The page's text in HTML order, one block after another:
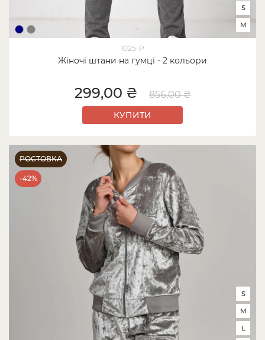
1025-Р
Жіночі штани на гумці - 2 кольори
S
M
299,00 ₴ 856,00 ₴
КУПИТИ
РОСТОВКА
-42%
S
M
L